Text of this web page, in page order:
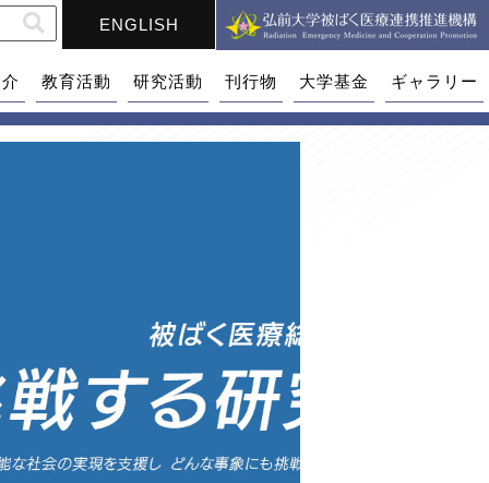
ENGLISH
教育活動 研究活動 刊行物 大学基金 ギャラリー